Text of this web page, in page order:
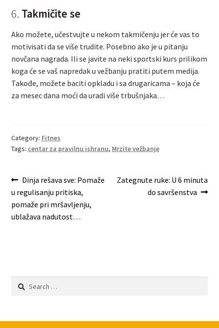
6. Takmičite se
Ako možete, učestvujte u nekom takmičenju jer će vas to
motivisati da se više trudite. Posebno ako je u pitanju
novčana nagrada. Ili se javite na neki sportski kurs prilikom
koga će se vaš napredak u vežbanju pratiti putem medija.
Takođe, možete baciti opkladu i sa drugaricama – koja će
za mesec dana moći da uradi više trbušnjaka…
Category: Fitnes
Tags: centar za pravilnu ishranu, Mrzite vežbanje
Post
navigation
Previous
post:
Dinja rešava sve: Pomaže
u regulisanju pritiska,
pomaže pri mršavljenju,
ublažava nadutost…
Next
Zategnute ruke: U 6 minuta
do savršenstva
Search